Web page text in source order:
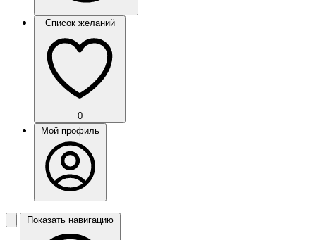
Список желаний
0
Мой профиль
Показать навигацию